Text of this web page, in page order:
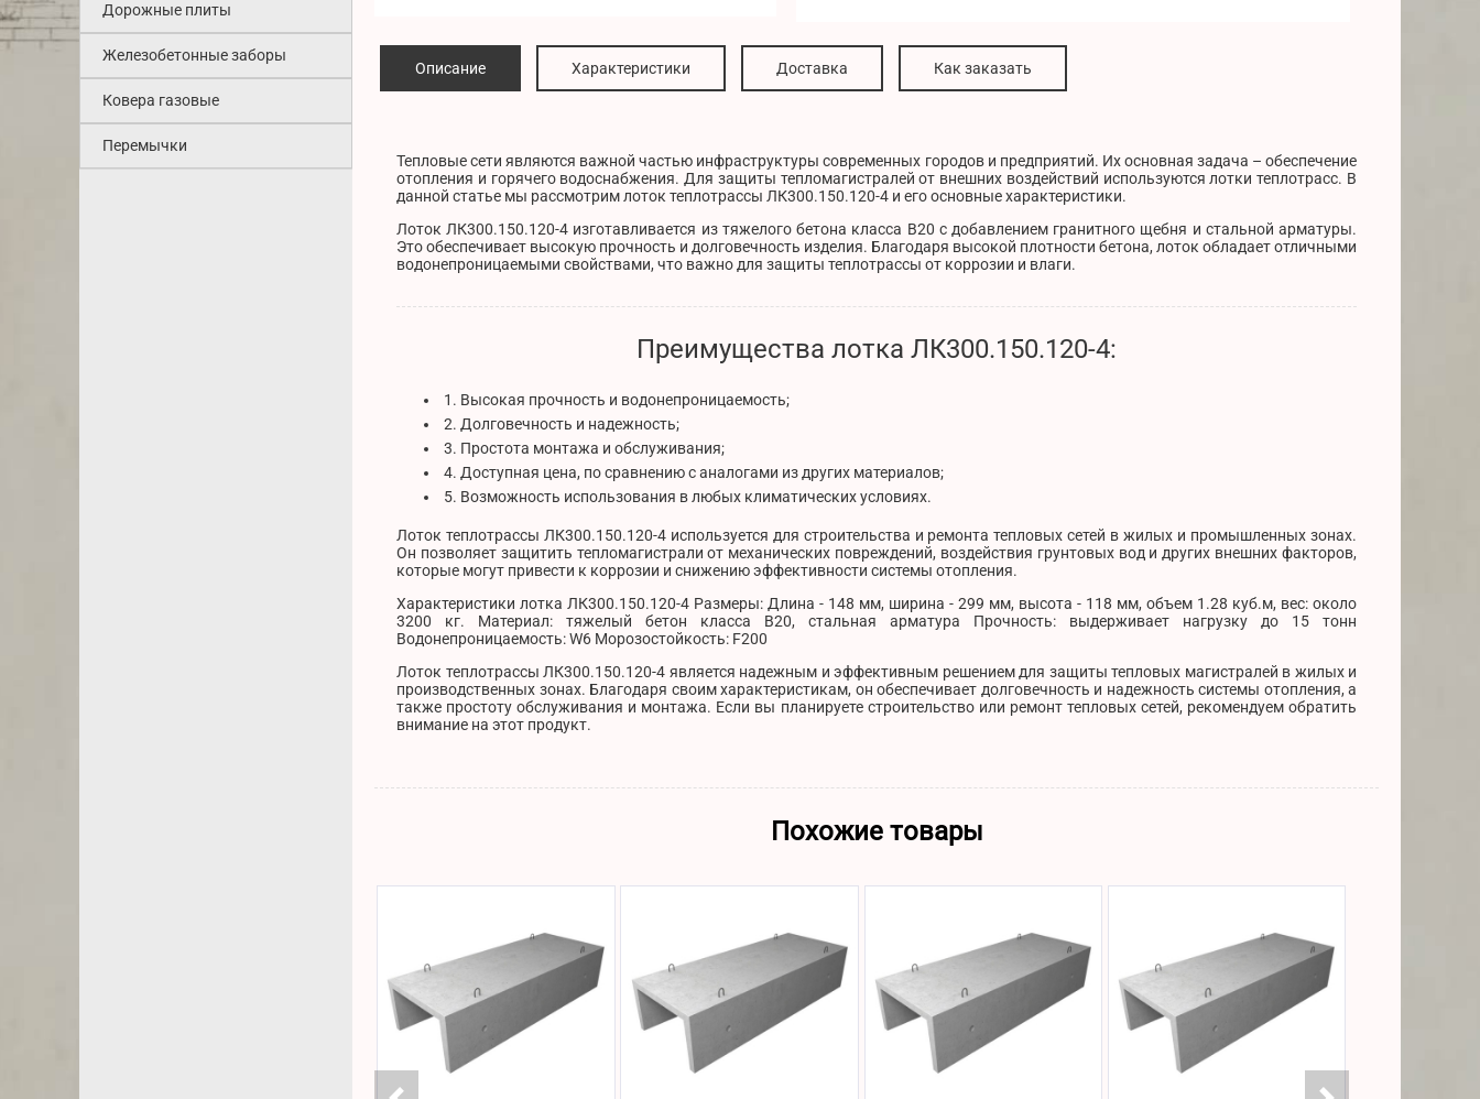
Дорожные плиты
Железобетонные заборы
Ковера газовые
Перемычки
Описание Характеристики Доставка Как заказать
Тепловые сети являются важной частью инфраструктуры современных городов и предприятий. Их основная задача – обеспечение
отопления и горячего водоснабжения. Для защиты тепломагистралей от внешних воздействий используются лотки теплотрасс. В
данной статье мы рассмотрим лоток теплотрассы ЛК300.150.120-4 и его основные характеристики.
Лоток ЛК300.150.120-4 изготавливается из тяжелого бетона класса В20 с добавлением гранитного щебня и стальной арматуры.
Это обеспечивает высокую прочность и долговечность изделия. Благодаря высокой плотности бетона, лоток обладает отличными
водонепроницаемыми свойствами, что важно для защиты теплотрассы от коррозии и влаги.
Преимущества лотка ЛК300.150.120-4:
1. Высокая прочность и водонепроницаемость;
2. Долговечность и надежность;
3. Простота монтажа и обслуживания;
4. Доступная цена, по сравнению с аналогами из других материалов;
5. Возможность использования в любых климатических условиях.
Лоток теплотрассы ЛК300.150.120-4 используется для строительства и ремонта тепловых сетей в жилых и промышленных зонах.
Он позволяет защитить тепломагистрали от механических повреждений, воздействия грунтовых вод и других внешних факторов,
которые могут привести к коррозии и снижению эффективности системы отопления.
Характеристики лотка ЛК300.150.120-4 Размеры: Длина - 148 мм, ширина - 299 мм, высота - 118 мм, объем 1.28 куб.м, вес: около
3200 кг. Материал: тяжелый бетон класса В20, стальная арматура Прочность: выдерживает нагрузку до 15 тонн
Водонепроницаемость: W6 Морозостойкость: F200
Лоток теплотрассы ЛК300.150.120-4 является надежным и эффективным решением для защиты тепловых магистралей в жилых и
производственных зонах. Благодаря своим характеристикам, он обеспечивает долговечность и надежность системы отопления, а
также простоту обслуживания и монтажа. Если вы планируете строительство или ремонт тепловых сетей, рекомендуем обратить
внимание на этот продукт.
Похожие товары